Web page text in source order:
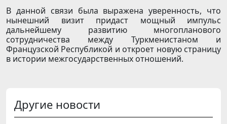
В данной связи была выражена уверенность, что
нынешний визит придаст мощный импульс
дальнейшему развитию многопланового
сотрудничества между Туркменистаном и
Французской Республикой и откроет новую страницу
в истории межгосударственных отношений.
Другие новости